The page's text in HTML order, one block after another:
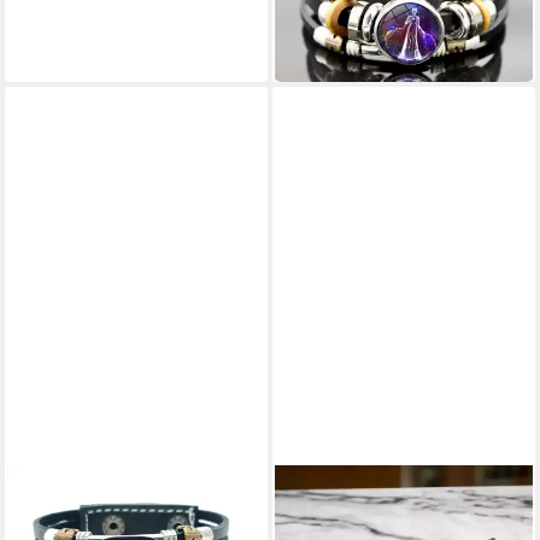
19,90 €
-50%
lieferbar in 4 Wochen